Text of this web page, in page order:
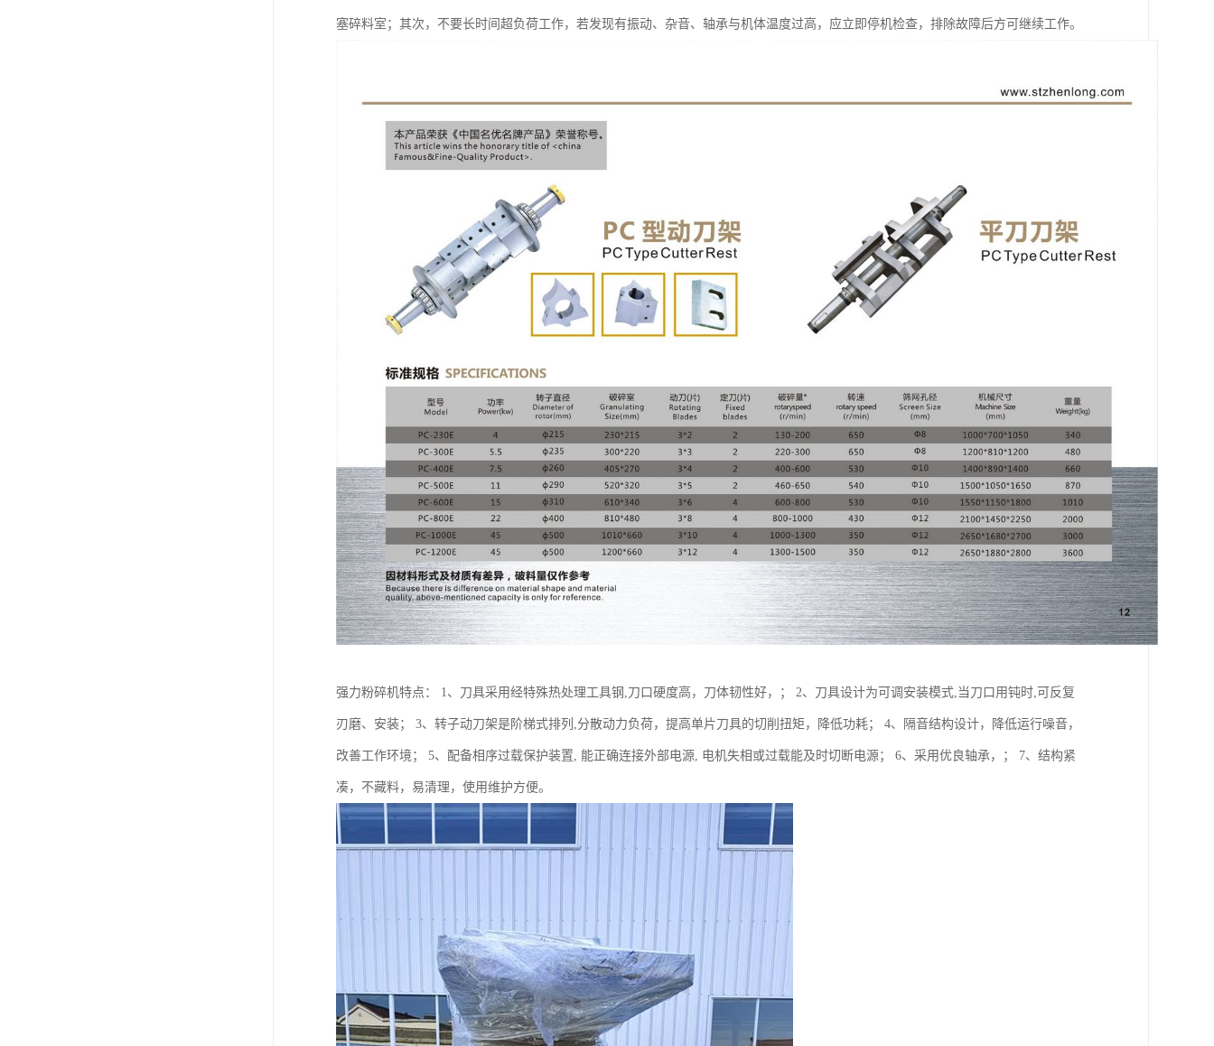
塞碎料室；其次，不要长时间超负荷工作，若发现有振动、杂音、轴承与机体温度过高，应立即停机检查，排除故障后方可继续工作。
强力粉碎机特点： 1、刀具采用经特殊热处理工具钢,刀口硬度高，刀体韧性好，； 2、刀具设计为可调安装模式,当刀口用钝时,可反复
刃磨、安装； 3、转子动刀架是阶梯式排列,分散动力负荷，提高单片刀具的切削扭矩，降低功耗； 4、隔音结构设计，降低运行噪音，
改善工作环境； 5、配备相序过载保护装置, 能正确连接外部电源, 电机失相或过载能及时切断电源； 6、采用优良轴承，； 7、结构紧
凑，不藏料，易清理，使用维护方便。